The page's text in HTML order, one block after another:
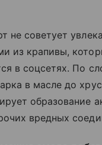
не советует
из крапивы,
в соцсетях. По
в масле до
образование
вредных